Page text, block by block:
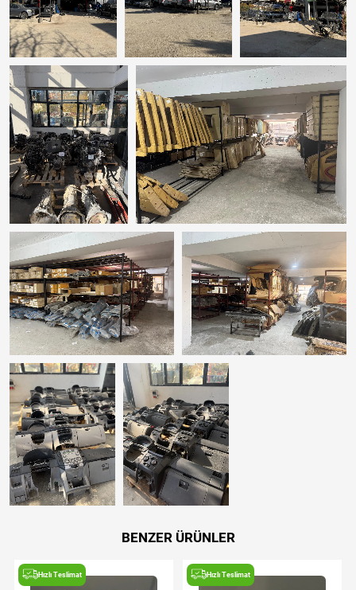
BENZER ÜRÜNLER
Hızlı Teslimat Hızlı Teslimat